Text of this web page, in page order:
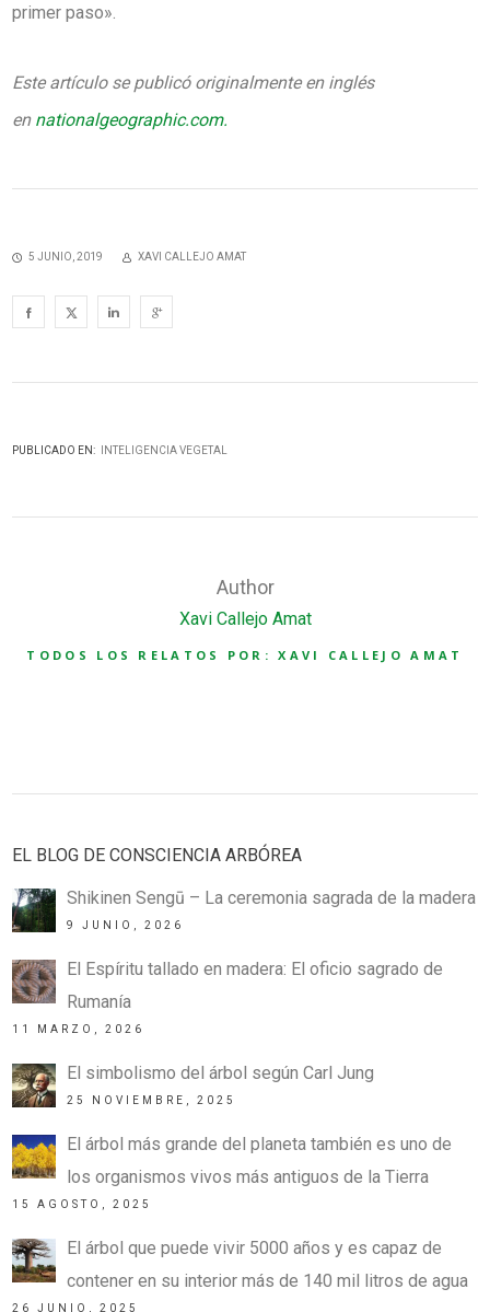
primer paso».
Este artículo se publicó originalmente en inglés
en nationalgeographic.com.
5 JUNIO, 2019 XAVI CALLEJO AMAT
PUBLICADO EN: INTELIGENCIA VEGETAL
Author
Xavi Callejo Amat
TODOS LOS RELATOS POR: XAVI CALLEJO AMAT
EL BLOG DE CONSCIENCIA ARBÓREA
Shikinen Sengū – La ceremonia sagrada de la madera
9 JUNIO, 2026
El Espíritu tallado en madera: El oficio sagrado de
Rumanía
11 MARZO, 2026
El simbolismo del árbol según Carl Jung
25 NOVIEMBRE, 2025
El árbol más grande del planeta también es uno de
los organismos vivos más antiguos de la Tierra
15 AGOSTO, 2025
El árbol que puede vivir 5000 años y es capaz de
contener en su interior más de 140 mil litros de agua
26 JUNIO, 2025